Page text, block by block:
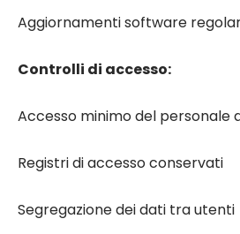
Aggiornamenti software
Controlli di accesso:
Accesso minimo del personale
Registri di accesso conservati
Segregazione dei dati tra utenti